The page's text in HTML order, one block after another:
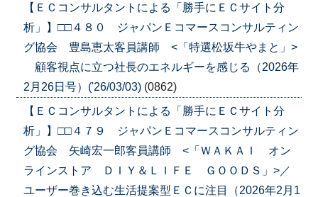
【ＥＣコンサルタントによる「勝手にＥＣサイト分
析」】□□４８０ ジャパンＥコマースコンサルティン
グ協会 豊島恵太客員講師 <「特選松坂牛やまと」>
顧客視点に立つ社長のエネルギーを感じる（2026年
2月26日号）('26/03/03) (0862)
【ＥＣコンサルタントによる「勝手にＥＣサイト分
析」】□□４７９ ジャパンＥコマースコンサルティン
グ協会 矢崎宏一郎客員講師 <「ＷＡＫＡＩ オン
ラインストア ＤＩＹ＆ＬＩＦＥ ＧＯＯＤＳ」>／
ユーザー巻き込む生活提案型ＥＣに注目（2026年2月1